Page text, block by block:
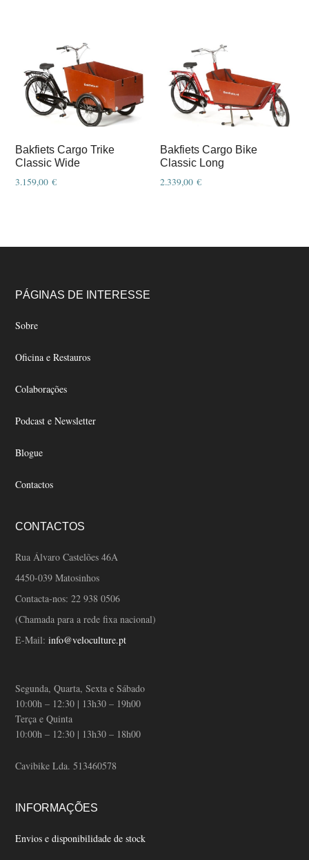
options
may
on
the
product
Bakfiets Cargo Trike
Classic Wide
3.159,00€
multiple
The
may
chosen
the
Bakfiets Cargo Bike
Classic Long
2.339,00€
multiple
Footer
PÁGINAS DE INTERESSE
Sobre
Oficina e Restauros
Colaborações
Podcast e Newsletter
Blogue
Contactos
CONTACTOS
Rua Álvaro Castelões 46A
4450-039 Matosinhos
Contacta-nos:22 938 0506
(Chamada para a rede fixa nacional)
E-Mail:info@veloculture.pt
Segunda, Quarta, Sexta e Sábado
10:00h – 12:30 | 13h30 – 19h00
Terça e Quinta
10:00h – 12:30 | 13h30 – 18h00
Cavibike Lda. 513460578
INFORMAÇÕES
Envios e disponibilidade de stock